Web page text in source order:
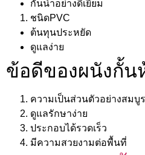
กันน้ำอย่างดีเยี่ยม
ชนิดPVC
ต้นทุนประหยัด
ดูแลง่าย
ข้อดีของผนังกั้น
ความเป็นส่วนตัวอย่างสมบู
ดูแลรักษาง่าย
ประกอบได้รวดเร็ว
มีความสวยงามต่อพื้นที่